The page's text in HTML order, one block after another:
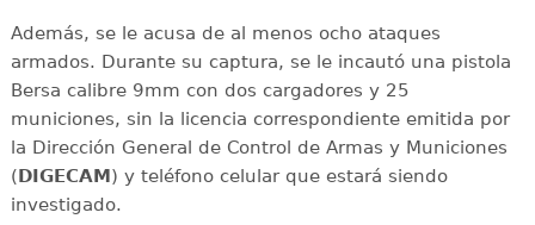
Además, se le acusa de al menos ocho ataques
armados. Durante su captura, se le incautó una pistola
Bersa calibre 9mm con dos cargadores y 25
municiones, sin la licencia correspondiente emitida por
la Dirección General de Control de Armas y Municiones
( DIGECAM ) y teléfono celular que estará siendo
investigado.